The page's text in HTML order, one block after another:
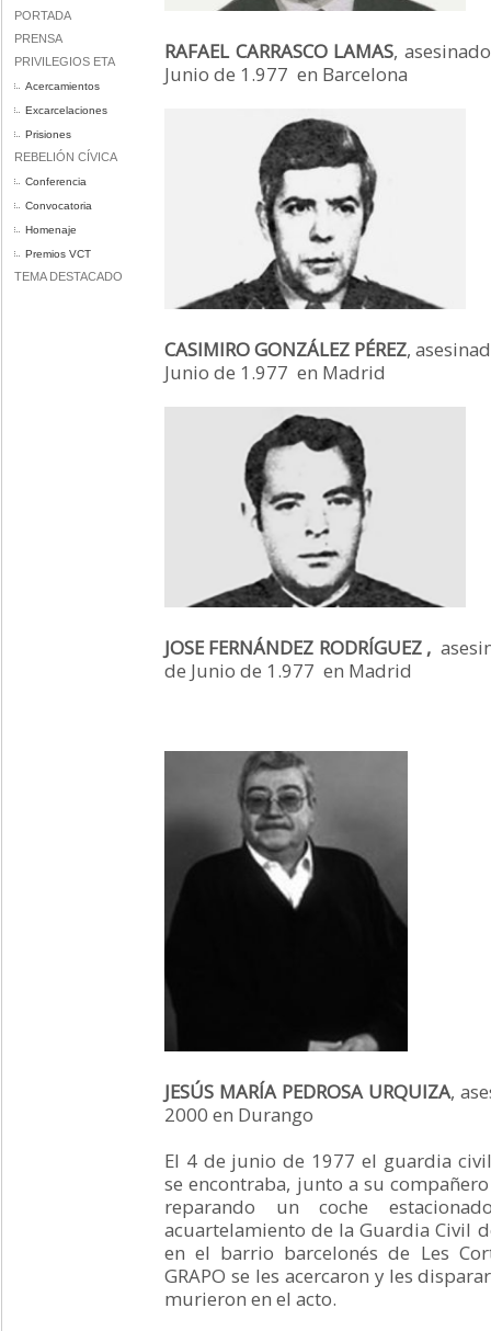
PORTADA
PRENSA
PRIVILEGIOS ETA
Acercamientos
Excarcelaciones
Prisiones
REBELIÓN CÍVICA
Conferencia
Convocatoria
Homenaje
Premios VCT
TEMA DESTACADO
RAFAEL CARRASCO LAMAS,
Junio de 1.977 en Barcelona
CASIMIRO GONZÁLEZ PÉREZ,
Junio de 1.977 en Madrid
JOSE FERNÁNDEZ RODRÍGUEZ ,
de Junio de 1.977 en Madrid
JESÚS MARÍA PEDROSA URQUIZA,
2000 en Durango
El 4 de junio de 1977 el guardia
se encontraba, junto a su
reparando un coche
acuartelamiento de la Guardia Civil
en el barrio barcelonés de Les
GRAPO se les acercaron y les
murieron en el acto.